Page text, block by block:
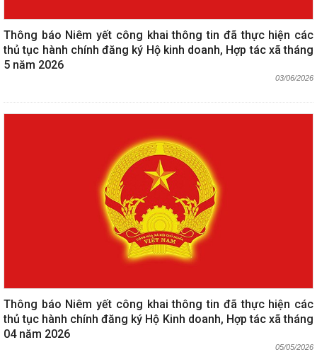
Thông báo Niêm yết công khai thông tin đã thực hiện các
thủ tục hành chính đăng ký Hộ kinh doanh, Hợp tác xã tháng
5 năm 2026
03/06/2026
Thông báo Niêm yết công khai thông tin đã thực hiện các
thủ tục hành chính đăng ký Hộ Kinh doanh, Hợp tác xã tháng
04 năm 2026
05/05/2026